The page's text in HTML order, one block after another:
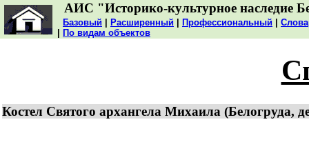
АИС "Историко-культурное наследие
Базовый Расширенный Профессиональный
По видам объектов
Костел Святого архангела Михаила (Белогруда,